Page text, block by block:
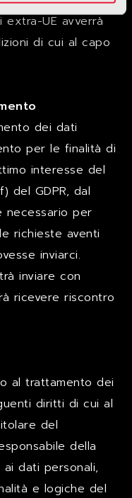
UE avverrà
di cui al capo
dei dati
per le finalità di
interesse del
del GDPR, dal
necessario per
richieste aventi
inviarci.
inviare con
ricevere riscontro
al trattamento dei
diritti di cui al
del
della
ai dati personali,
e logiche del